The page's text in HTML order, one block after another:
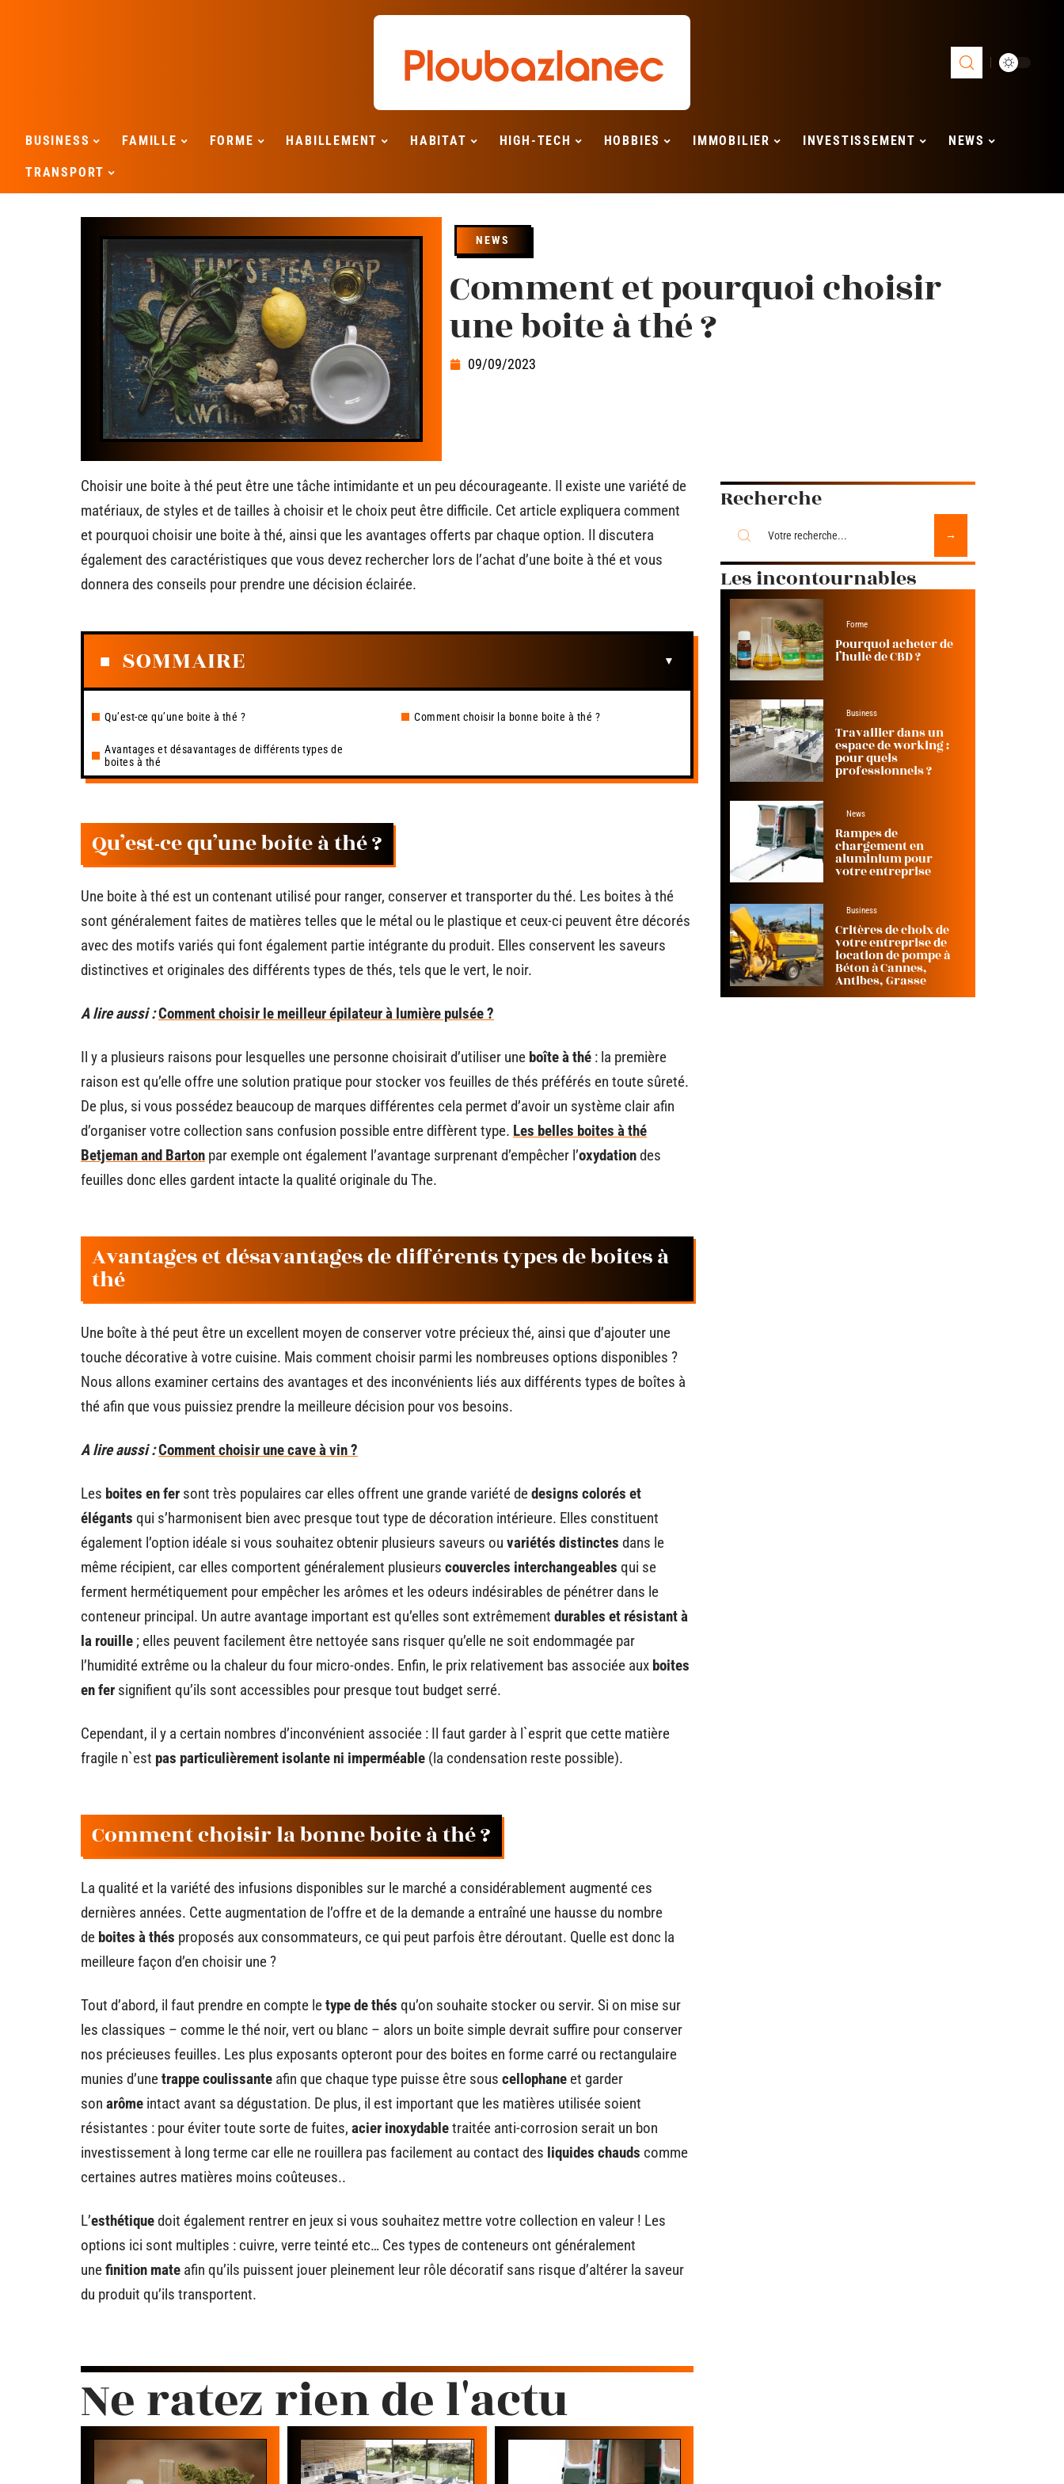
BUSINESS FAMILLE FORME HABILLEMENT HABITAT HIGH-TECH HOBBIES IMMOBILIER INVESTISSEMENT NEWS
TRANSPORT
NEWS
Comment et pourquoi choisir
une boite à thé ?
09/09/2023
Choisir une boite à thé peut être une tâche intimidante et un peu décourageante. Il existe une variété de
matériaux, de styles et de tailles à choisir et le choix peut être difficile. Cet article expliquera comment
et pourquoi choisir une boite à thé, ainsi que les avantages offerts par chaque option. Il discutera
également des caractéristiques que vous devez rechercher lors de l’achat d’une boite à thé et vous
donnera des conseils pour prendre une décision éclairée.
SOMMAIRE
Qu’est-ce qu’une boite à thé ?
Avantages et désavantages de différents types de
boites à thé
Comment choisir la bonne boite à thé ?
Qu’est-ce qu’une boite à thé ?
Une boite à thé est un contenant utilisé pour ranger, conserver et transporter du thé. Les boites à thé
sont généralement faites de matières telles que le métal ou le plastique et ceux-ci peuvent être décorés
avec des motifs variés qui font également partie intégrante du produit. Elles conservent les saveurs
distinctives et originales des différents types de thés, tels que le vert, le noir.
A lire aussi :Comment choisir le meilleur épilateur à lumière pulsée ?
Il y a plusieurs raisons pour lesquelles une personne choisirait d’utiliser une boîte à thé : la première
raison est qu’elle offre une solution pratique pour stocker vos feuilles de thés préférés en toute sûreté.
De plus, si vous possédez beaucoup de marques différentes cela permet d’avoir un système clair afin
d’organiser votre collection sans confusion possible entre diffèrent type. Les belles boites à thé
Betjeman and Barton par exemple ont également l’avantage surprenant d’empêcher l’oxydationdes
feuilles donc elles gardent intacte la qualité originale du The.
Avantages et désavantages de différents types de boites à
thé
Une boîte à thé peut être un excellent moyen de conserver votre précieux thé, ainsi que d’ajouter une
touche décorative à votre cuisine. Mais comment choisir parmi les nombreuses options disponibles ?
Nous allons examiner certains des avantages et des inconvénients liés aux différents types de boîtes à
thé afin que vous puissiez prendre la meilleure décision pour vos besoins.
A lire aussi :Comment choisir une cave à vin ?
Les boites en fer sont très populaires car elles offrent une grande variété dedesigns colorés et
élégants qui s’harmonisent bien avec presque tout type de décoration intérieure. Elles constituent
également l’option idéale si vous souhaitez obtenir plusieurs saveurs ou variétés distinctes dans le
même récipient, car elles comportent généralement plusieurs couvercles interchangeables qui se
ferment hermétiquement pour empêcher les arômes et les odeurs indésirables de pénétrer dans le
conteneur principal. Un autre avantage important est qu’elles sont extrêmement durables et résistant à
la rouille ; elles peuvent facilement être nettoyée sans risquer qu’elle ne soit endommagée par
l’humidité extrême ou la chaleur du four micro-ondes. Enfin, le prix relativement bas associée aux boites
en fer signifient qu’ils sont accessibles pour presque tout budget serré.
Cependant, il y a certain nombres d’inconvénient associée : Il faut garder à l`esprit que cette matière
fragile n`est pas particulièrement isolante ni imperméable (la condensation reste possible).
Comment choisir la bonne boite à thé ?
La qualité et la variété des infusions disponibles sur le marché a considérablement augmenté ces
dernières années. Cette augmentation de l’offre et de la demande a entraîné une hausse du nombre
de boites à thés proposés aux consommateurs, ce qui peut parfois être déroutant. Quelle est donc la
meilleure façon d’en choisir une ?
Tout d’abord, il faut prendre en compte letype de thés qu’on souhaite stocker ou servir. Si on mise sur
les classiques – comme le thé noir, vert ou blanc – alors un boite simple devrait suffire pour conserver
nos précieuses feuilles. Les plus exposants opteront pour des boites en forme carré ou rectangulaire
munies d’unetrappe coulissante afin que chaque type puisse être sous cellophane et garder
son arôme intact avant sa dégustation. De plus, il est important que les matières utilisée soient
résistantes : pour éviter toute sorte de fuites, acier inoxydabletraitée anti-corrosion serait un bon
investissement à long terme car elle ne rouillera pas facilement au contact des liquides chauds comme
certaines autres matières moins coûteuses..
L’esthétiquedoit également rentrer en jeux si vous souhaitez mettre votre collection en valeur ! Les
options ici sont multiples : cuivre, verre teinté etc… Ces types de conteneurs ont généralement
unefinition mate afin qu’ils puissent jouer pleinement leur rôle décoratif sans risque d’altérer la saveur
du produit qu’ils transportent.
Ne ratez rien de l'actu
Recherche
Les incontournables
Forme
Pourquoi acheter de
l’huile de CBD ?
Business
Travailler dans un
espace de working :
pour quels
professionnels ?
News
Rampes de
chargement en
aluminium pour
votre entreprise
Business
Critères de choix de
votre entreprise de
location de pompe à
Béton à Cannes,
Antibes, Grasse